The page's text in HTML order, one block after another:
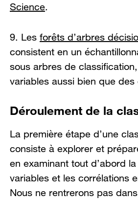
Science.
9. Les forêts d’arbres
consistent en un
sous arbres de
variables aussi bien que des
Déroulement de la
La première étape d’une
consiste à explorer et
en examinant tout d’abord
variables et les corrélations
Nous ne rentrerons pas